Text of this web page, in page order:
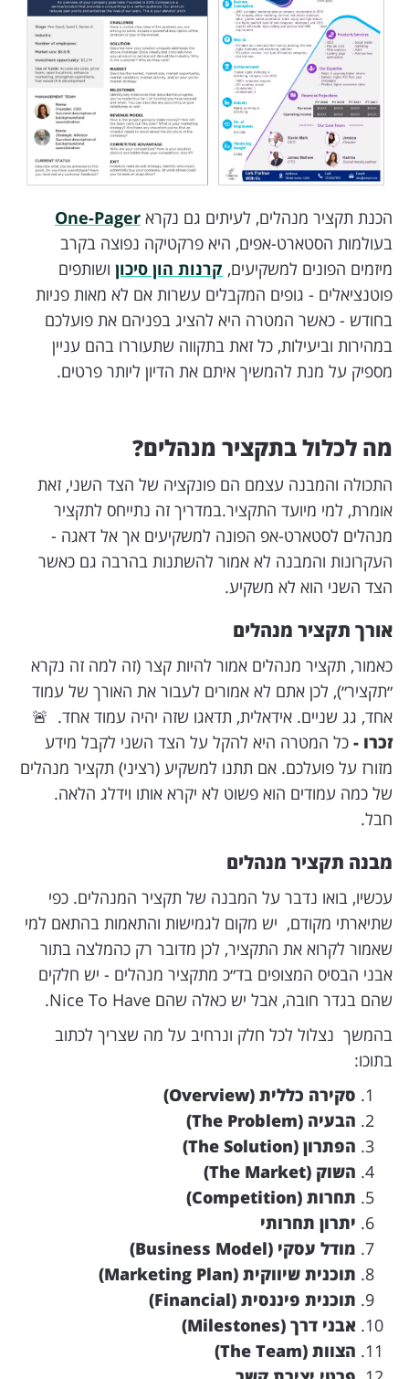
הכנת תקציר מנהלים, לעיתים גם נקרא One-Pager
בעולמות הסטארט-אפים, היא פרקטיקה נפוצה בקרב
מיזמים הפונים למשקיעים, קרנות הון סיכון ושותפים
פוטנציאלים - גופים המקבלים עשרות אם לא מאות פניות
בחודש - כאשר המטרה היא להציג בפניהם את פועלכם
במהירות וביעילות, כל זאת בתקווה שתעוררו בהם עניין
מספיק על מנת להמשיך איתם את הדיון ליותר פרטים.
מה לכלול בתקציר מנהלים?
התכולה והמבנה עצמם הם פונקציה של הצד השני, זאת
אומרת, למי מיועד התקציר.במדריך זה נתייחס לתקציר
מנהלים לסטארט-אפ הפונה למשקיעים אך אל דאגה -
העקרונות והמבנה לא אמור להשתנות בהרבה גם כאשר
הצד השני הוא לא משקיע.
אורך תקציר מנהלים
כאמור, תקציר מנהלים אמור להיות קצר (זה למה זה נקרא
״תקציר״), לכן אתם לא אמורים לעבור את האורך של עמוד
אחד, גג שניים. אידאלית, תדאגו שזה יהיה עמוד אחד. 🚨
זכרו - כל המטרה היא להקל על הצד השני לקבל מידע
מזורז על פועלכם. אם תתנו למשקיע (רציני) תקציר מנהלים
של כמה עמודים הוא פשוט לא יקרא אותו וידלג הלאה.
חבל.
מבנה תקציר מנהלים
עכשיו, בואו נדבר על המבנה של תקציר המנהלים. כפי
שתיארתי מקודם, יש מקום לגמישות והתאמות בהתאם למי
שאמור לקרוא את התקציר, לכן מדובר רק כהמלצה בתור
אבני הבסיס המצופים בד״כ מתקציר מנהלים - יש חלקים
שהם בגדר חובה, אבל יש כאלה שהם Nice To Have.
בהמשך נצלול לכל חלק ונרחיב על מה שצריך לכתוב
בתוכו:
סקירה כללית (Overview)
הבעיה (The Problem)
הפתרון (The Solution)
השוק (The Market)
תחרות (Competition)
יתרון תחרותי
מודל עסקי (Business Model)
תוכנית שיווקית (Marketing Plan)
תוכנית פיננסית (Financial)
אבני דרך (Milestones)
הצוות (The Team)